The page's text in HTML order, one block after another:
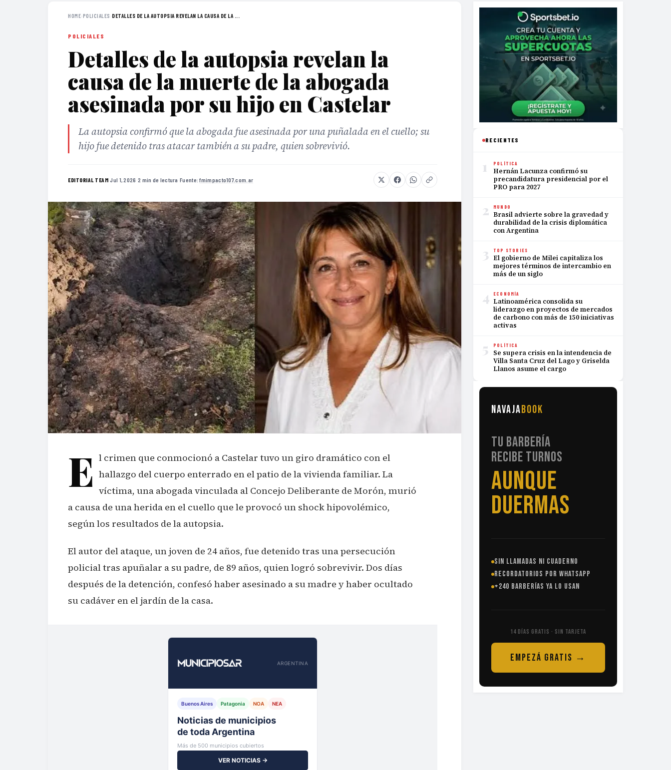
HOME›POLICIALES ›DETALLES DE LA AUTOPSIA REVELAN LA CAUSA DE LA ...
POLICIALES
Detalles de la autopsia revelan la
causa de la muerte de la abogada
asesinada por su hijo en Castelar
La autopsia confirmó que la abogada fue asesinada por una puñalada en el cuello; su
hijo fue detenido tras atacar también a su padre, quien sobrevivió.
EDITORIAL TEAM·Jul 1, 2026 ·2 min de lectura ·Fuente:fmimpacto107.com.ar
E l crimen que conmocionó a Castelar tuvo un giro dramático con el
hallazgo del cuerpo enterrado en el patio de la vivienda familiar. La
víctima, una abogada vinculada al Concejo Deliberante de Morón, murió
a causa de una herida en el cuello que le provocó un shock hipovolémico,
según los resultados de la autopsia.
El autor del ataque, un joven de 24 años, fue detenido tras una persecución
policial tras apuñalar a su padre, de 89 años, quien logró sobrevivir. Dos días
después de la detención, confesó haber asesinado a su madre y haber ocultado
su cadáver en el jardín de la casa.
ARGENTINA
Buenos Aires Patagonia NOA NEA
Tu municipio,
al instante
Más de 500 municipios cubiertos
VER NOTICIAS →
RECIENTES
1 POLÍTICA
Hernán Lacunza confirmó su
precandidatura presidencial por el
PRO para 2027
2 MUNDO
Brasil advierte sobre la gravedad y
durabilidad de la crisis diplomática
con Argentina
3 TOP STORIES
El gobierno de Milei capitaliza los
mejores términos de intercambio en
más de un siglo
4 ECONOMÍA
Latinoamérica consolida su
liderazgo en proyectos de mercados
de carbono con más de 150 iniciativas
activas
5 POLÍTICA
Se supera crisis en la intendencia de
Villa Santa Cruz del Lago y Griselda
Llanos asume el cargo
NAVAJABOOK
TU BARBERÍA
RECIBE TURNOS
SIN
LLAMADAS
SIN LLAMADAS NI CUADERNO
RECORDATORIOS POR WHATSAPP
+240 BARBERÍAS YA LO USAN
14 DÍAS GRATIS · SIN TARJETA
EMPEZÁ GRATIS →